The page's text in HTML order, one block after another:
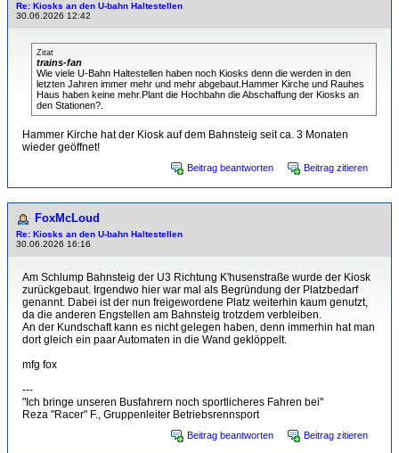
Re: Kiosks an den U-bahn Haltestellen
30.06.2026 12:42
Zitat
trains-fan
Wie viele U-Bahn Haltestellen haben noch Kiosks denn die werden in den
letzten Jahren immer mehr und mehr abgebaut.Hammer Kirche und Rauhes
Haus haben keine mehr.Plant die Hochbahn die Abschaffung der Kiosks an
den Stationen?.
Hammer Kirche hat der Kiosk auf dem Bahnsteig seit ca. 3 Monaten
wieder geöffnet!
Beitrag beantworten Beitrag zitieren
FoxMcLoud
Re: Kiosks an den U-bahn Haltestellen
30.06.2026 16:16
Am Schlump Bahnsteig der U3 Richtung K'husenstraße wurde der Kiosk
zurückgebaut. Irgendwo hier war mal als Begründung der Platzbedarf
genannt. Dabei ist der nun freigewordene Platz weiterhin kaum genutzt,
da die anderen Engstellen am Bahnsteig trotzdem verbleiben.
An der Kundschaft kann es nicht gelegen haben, denn immerhin hat man
dort gleich ein paar Automaten in die Wand geklöppelt.
mfg fox
---
"Ich bringe unseren Busfahrern noch sportlicheres Fahren bei"
Reza "Racer" F., Gruppenleiter Betriebsrennsport
Beitrag beantworten Beitrag zitieren